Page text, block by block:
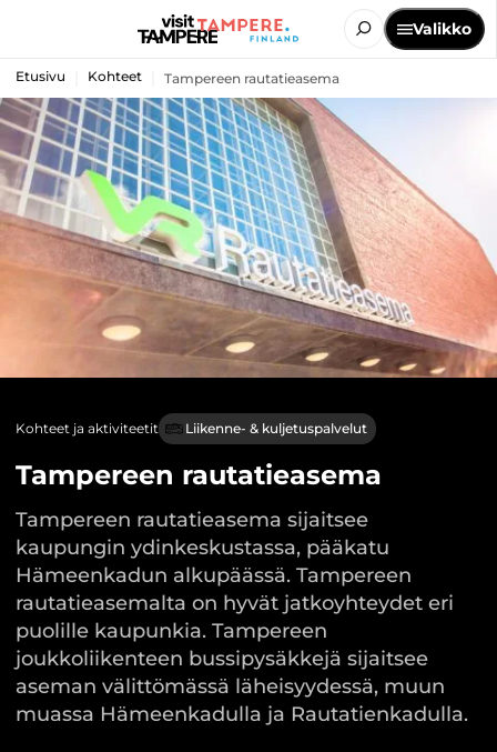
Valikko
Etusivu Kohteet Tampereen rautatieasema
Kohteet ja aktiviteetit Liikenne- & kuljetuspalvelut
Tampereen rautatieasema
Tampereen rautatieasema sijaitsee
kaupungin ydinkeskustassa, pääkatu
Hämeenkadun alkupäässä. Tampereen
rautatieasemalta on hyvät jatkoyhteydet eri
puolille kaupunkia. Tampereen
joukkoliikenteen bussipysäkkejä sijaitsee
aseman välittömässä läheisyydessä, muun
muassa Hämeenkadulla ja Rautatienkadulla.